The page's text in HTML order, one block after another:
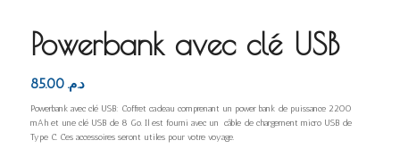
Powerbank avec clé USB
د.م. 85.00
Powerbank avec clé USB: Coffret cadeau comprenant un power bank de puissance 2200
mAh et une clé USB de 8 Go. Il est fourni avec un câble de chargement micro USB de
Type C. Ces accessoires seront utiles pour votre voyage.